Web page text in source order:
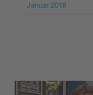
Januar 2018